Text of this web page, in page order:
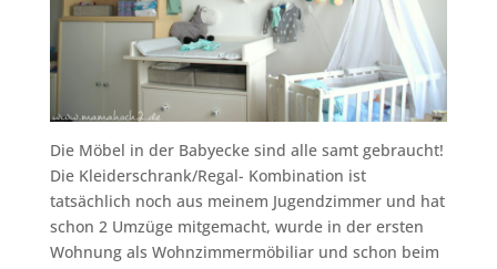
Die Möbel in der Babyecke sind alle samt gebraucht!
Die Kleiderschrank/Regal- Kombination ist
tatsächlich noch aus meinem Jugendzimmer und hat
schon 2 Umzüge mitgemacht, wurde in der ersten
Wohnung als Wohnzimmermöbiliar und schon beim